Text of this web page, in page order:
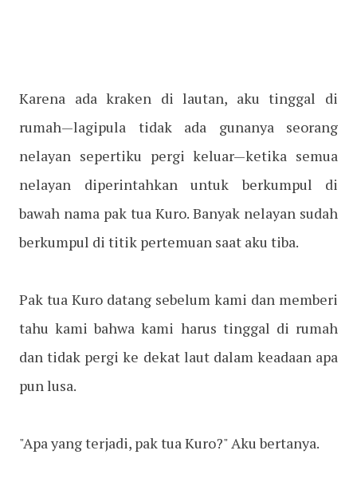
Karena ada kraken di lautan, aku tinggal di
rumah—lagipula tidak ada gunanya seorang
nelayan sepertiku pergi keluar—ketika semua
nelayan diperintahkan untuk berkumpul di
bawah nama pak tua Kuro. Banyak nelayan sudah
berkumpul di titik pertemuan saat aku tiba.
Pak tua Kuro datang sebelum kami dan memberi
tahu kami bahwa kami harus tinggal di rumah
dan tidak pergi ke dekat laut dalam keadaan apa
pun lusa.
"Apa yang terjadi, pak tua Kuro?" Aku bertanya.